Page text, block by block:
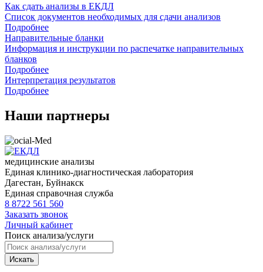
Как сдать анализы в ЕКДЛ
Список документов необходимых для сдачи анализов
Подробнее
Направительные бланки
Информация и инструкции по распечатке направительных
бланков
Подробнее
Интерпретация результатов
Подробнее
Наши партнеры
медицинские анализы
Единая клинико-диагностическая лаборатория
Дагестан, Буйнакск
Единая справочная служба
8 8722 561 560
Заказать звонок
Личный кабинет
Поиск анализа/услуги
Искать